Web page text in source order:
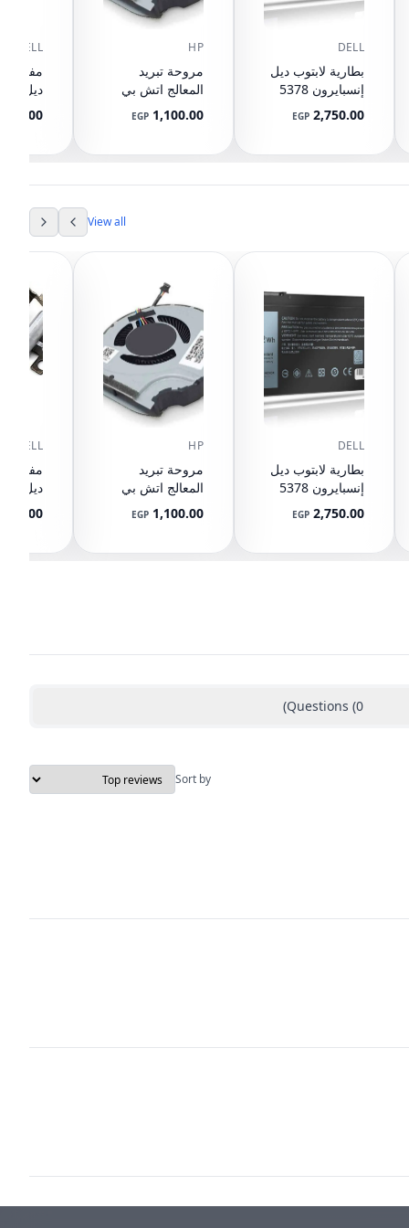
DELL
بطارية لابتوب ديل
إنسبايرون 5378
5565 5570 7560
7375 5379 17
WDX0R
2,750.00
EGP
HP
مروحة تبريد
المعالج اتش بي
L20335-001
1,100.00
EGP
DELL
مفصلات
380.00
View all
DELL
بطارية لابتوب ديل
إنسبايرون 5378
5565 5570 7560
WDX0R
2,750.00
EGP
HP
مروحة تبريد
المعالج اتش بي
L20335-001
1,100.00
EGP
DELL
مفصلات
380.00
Questions (0
)
Sort by